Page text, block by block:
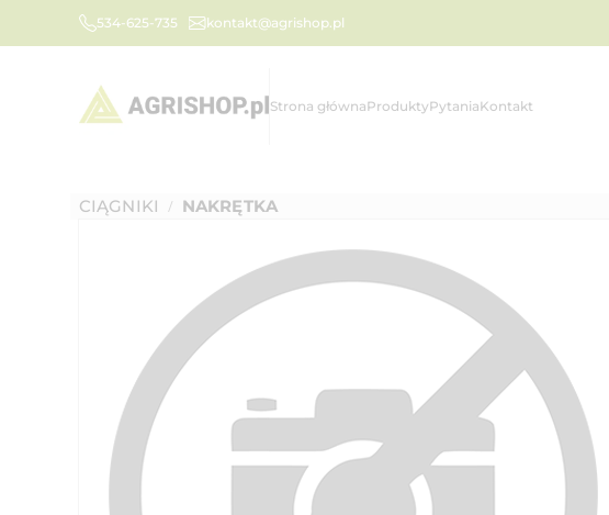
534-625-735 kontakt@agrishop.pl
Strona głównaProduktyPytaniaKontakt
CIĄGNIKI / NAKRĘTKA